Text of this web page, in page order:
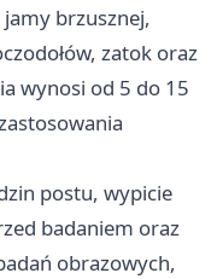
brzusznej,
zatok oraz
wynosi od 5 do 15
postu, wypicie
badaniem oraz
obrazowych,